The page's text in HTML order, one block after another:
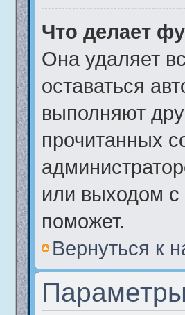
Что делает
Она удаляет
оставаться
выполняют
прочитанных
или выходом
поможет.
Вернуться к